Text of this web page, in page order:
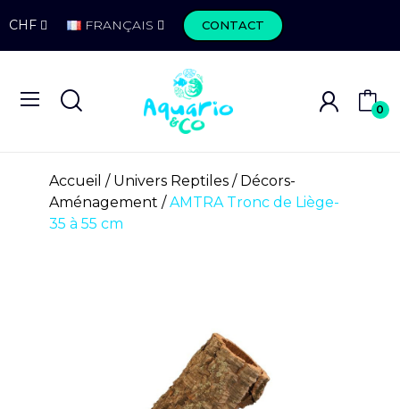
CHF FRANÇAIS CONTACT
0
Accueil Univers Reptiles
Décors-
Aménagement
AMTRA Tronc de Liège-
35 à 55 cm